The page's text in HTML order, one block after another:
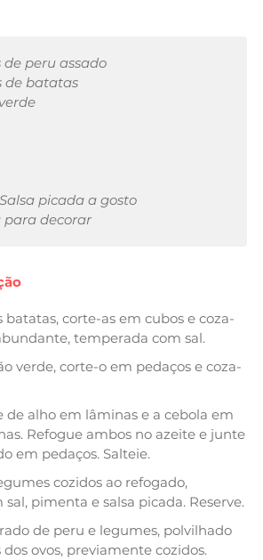
de peru assado
de batatas
picada a gosto
para decorar
batatas, corte-as em cubos e coza-
temperada com sal.
verde, corte-o em pedaços e coza-
de alho em lâminas e a cebola em
Refogue ambos no azeite e junte
em pedaços. Salteie.
cozidos ao refogado,
pimenta e salsa picada. Reserve.
de peru e legumes, polvilhado
ovos, previamente cozidos.